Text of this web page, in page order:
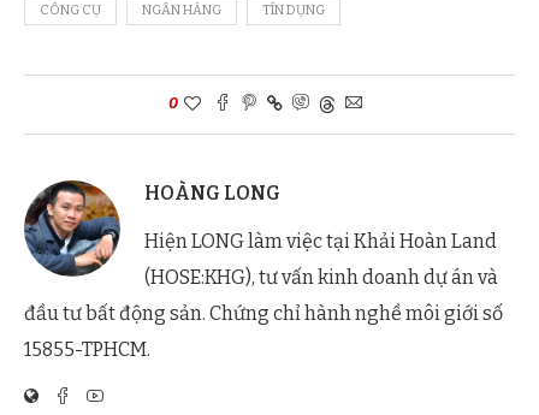
CÔNG CỤ NGÂN HÀNG TÍN DỤNG
0
HOÀNG LONG
Hiện LONG làm việc tại Khải Hoàn Land
(HOSE:KHG), tư vấn kinh doanh dự án và
đầu tư bất động sản. Chứng chỉ hành nghề môi giới số
15855-TPHCM.